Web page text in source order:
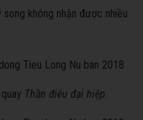
song không nhận được nhiều
Thần điêu đại hiệp.